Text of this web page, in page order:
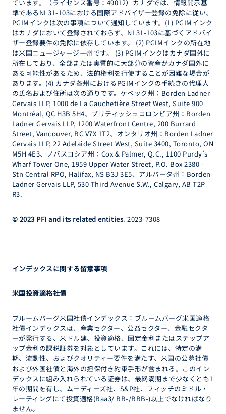
ています。（ライセンス番号：49012）カナダでは、情報開示基
準であるNI 31-103における国際アドバイザー登録の免除に従い、
PGIMインクは次の事項について通知しています。(1) PGIMインク
はカナダにおいて登録されておらず、NI 31-103に基づくアドバイ
ザー登録要件の免除に依存しています。 (2) PGIMインクの所在地
は米国ニュージャージー州です。 (3) PGIMインクはカナダ国外に
所在しており、全部または実質的に大部分の資産がカナダ国外に
ある可能性があるため、法的権利を行使することが困難な場合が
あります。(4) カナダ各州におけるPGIMインクの手続きの代理人
の氏名および住所は次の通りです。ケベック州：Borden Ladner
Gervais LLP, 1000 de La Gauchetière Street West, Suite 900
Montréal, QC H3B 5H4、ブリティッシュコロンビア州：Borden
Ladner Gervais LLP, 1200 Waterfront Centre, 200 Burrard
Street, Vancouver, BC V7X 1T2、オンタリオ州：Borden Ladner
Gervais LLP, 22 Adelaide Street West, Suite 3400, Toronto, ON
M5H 4E3、ノバスコシア州：Cox & Palmer, Q.C., 1100 Purdy’s
Wharf Tower One, 1959 Upper Water Street, P.O. Box 2380 -
Stn Central RPO, Halifax, NS B3J 3E5、アルバータ州：Borden
Ladner Gervais LLP, 530 Third Avenue S.W., Calgary, AB T2P
R3.
© 2023 PFI and its related entities. 2023-7308
インデックスに関する留意事項
米国投資適格社債
ブルームバーグ米国社債インデックス：ブルームバーグ米国適格
社債インデックスは、産業セクター、公益セクター、金融セクタ
ーが発行する、米ドル建、投資適格、固定金利またはステップア
ップ金利の課税証券を対象としています。これには、特定の満
期、流動性、およびクオリティー要件を満たす、米国の公募社債
および外国社債と海外の担保付き約束手形が含まれる。このイン
デックスに組み入れられている証券は、最終満期まで少なくとも1
年の期間を有し、ムーディーズ社、S&P社、フィッチのミドル・
レーティングにて投資適格(Baa3/ BB-/BBB-)以上でなければなり
ません。